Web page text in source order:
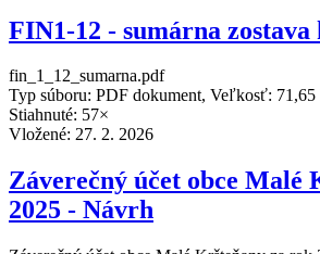
FIN1-12 - sumárna zostava
fin_1_12_sumarna.pdf
Typ súboru: PDF dokument, Veľkosť: 71,65
Stiahnuté: 57×
Vložené: 27. 2. 2026
Záverečný účet obce Malé
2025 - Návrh